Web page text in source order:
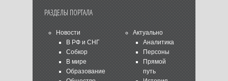
РАЗДЕЛЫ ПОРТАЛА
Новости
В РФ и СНГ
Собкор
В мире
Образование
Актуально
Аналитика
Персоны
Прямой
путь